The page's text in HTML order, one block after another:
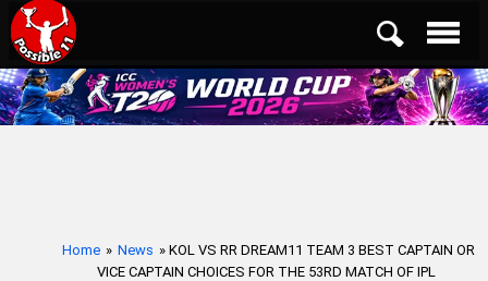
Home » News » KOL VS RR DREAM11 TEAM 3 BEST CAPTAIN OR
VICE CAPTAIN CHOICES FOR THE 53RD MATCH OF IPL